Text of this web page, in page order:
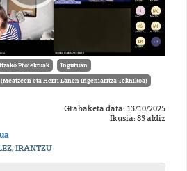
Proiektuak Inguruan
(Meatzeen eta Herri Lanen Ingeniaritza Teknikoa)
Grabaketa data: 13/10/2025
Ikusia: 83 aldiz
IRANTZU